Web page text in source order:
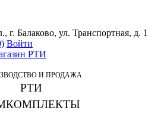
г. Балаково, ул. Транспортная, д. 1
Войти
И ПРОДАЖА
РТИ